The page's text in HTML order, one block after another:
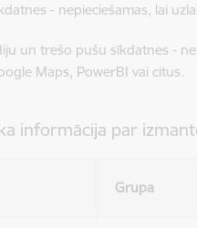
- nepieciešamas, lai
un trešo pušu sīkdatnes -
Maps, PowerBI vai citus.
informācija par
Grupa